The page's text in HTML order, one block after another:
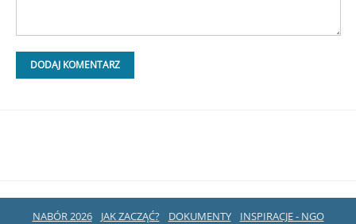
NABÓR 2026 JAK ZACZĄĆ? DOKUMENTY
INSPIRACJE - NGO